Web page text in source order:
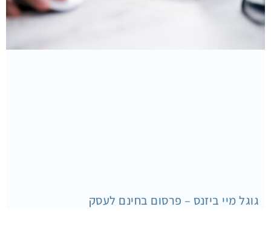
גוגל מיי ביזנס – פרסום בחינם לעסק